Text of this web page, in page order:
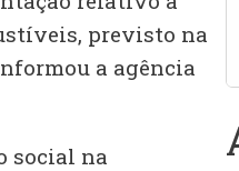
previsto na
a agência
social na